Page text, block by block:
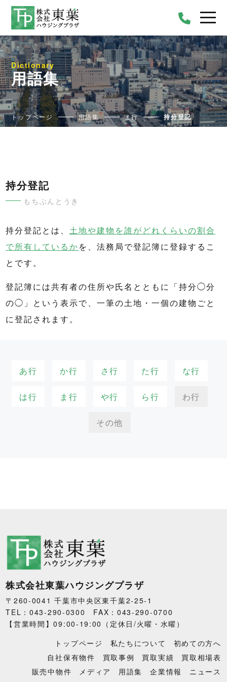
Dictionary
用語集
トップページ 用語集 ま行 持分登記
持分登記
もちぶんとうき
持分登記とは、土地や建物を誰がどれくらいの割合
で所有しているかを、法務局で登記簿に登録するこ
とです。
登記簿には共有者の住所や氏名とともに「持分◯分
の◯」という表示で、一筆の土地・一個の建物ごと
に登記されます。
あ行 か行 さ行 た行 な行
は行 ま行 や行 ら行 わ行
その他
株式会社東葉ハウジングプラザ
〒260-0041 千葉市中央区東千葉2-25-1
TEL：043-290-0300 FAX：043-290-0700
【営業時間】09:00-19:00（定休日/火曜・水曜）
トップページ
私たちについて
初めての方へ
自社保有物件
買取事例 買取実績
買取相場表
販売中物件
メディア 用語集 企業情報
ニュース